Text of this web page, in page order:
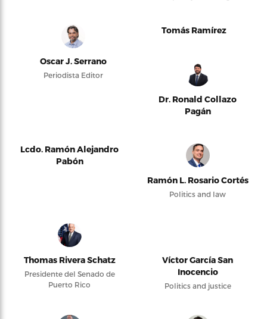
Oscar J. Serrano
Periodista Editor
Tomás Ramírez
Dr. Ronald Collazo
Pagán
Lcdo. Ramón Alejandro
Pabón
Ramón L. Rosario Cortés
Politics and law
Thomas Rivera Schatz
Presidente del Senado de
Puerto Rico
Víctor García San
Inocencio
Politics and justice